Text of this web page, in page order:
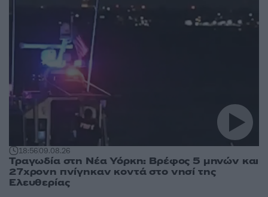
18:5609.08.26
Τραγωδία στη Νέα Υόρκη: Βρέφος 5 μηνών και
27χρονη πνίγηκαν κοντά στο νησί της
Ελευθερίας